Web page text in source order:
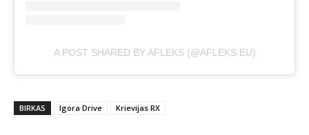
A POST SHARED BY AFLEKS (@AFLEKS.EU)
BIRKAS Igora Drive Krievijas RX